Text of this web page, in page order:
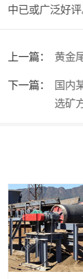
中已或广泛好评
上一篇：
黄金
下一篇：
国内
选矿